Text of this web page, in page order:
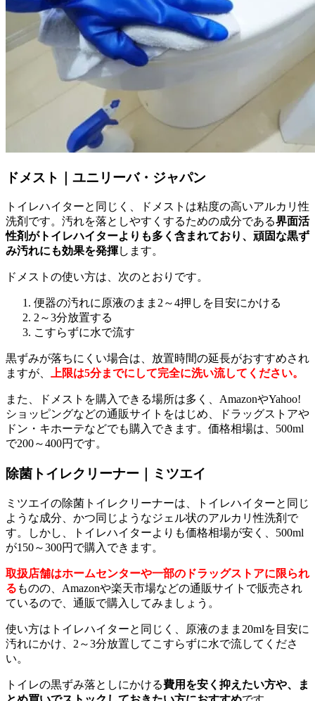
ドメスト｜ユニリーバ・ジャパン
トイレハイターと同じく、ドメストは粘度の高いアルカリ性
洗剤です。汚れを落としやすくするための成分である界面活
性剤がトイレハイターよりも多く含まれており、頑固な黒ず
み汚れにも効果を発揮します。
ドメストの使い方は、次のとおりです。
便器の汚れに原液のまま2～4押しを目安にかける
2～3分放置する
こすらずに水で流す
黒ずみが落ちにくい場合は、放置時間の延長がおすすめされ
ますが、 上限は5分までにして完全に洗い流してください。
また、ドメストを購入できる場所は多く、AmazonやYahoo!
ショッピングなどの通販サイトをはじめ、ドラッグストアや
ドン・キホーテなどでも購入できます。価格相場は、500ml
で200～400円です。
除菌トイレクリーナー｜ミツエイ
ミツエイの除菌トイレクリーナーは、トイレハイターと同じ
ような成分、かつ同じようなジェル状のアルカリ性洗剤で
す。しかし、トイレハイターよりも価格相場が安く、500ml
が150～300円で購入できます。
取扱店舗はホームセンターや一部のドラッグストアに限られ
る ものの、Amazonや楽天市場などの通販サイトで販売され
ているので、通販で購入してみましょう。
使い方はトイレハイターと同じく、原液のまま20mlを目安に
汚れにかけ、2～3分放置してこすらずに水で流してくださ
い。
トイレの黒ずみ落としにかける費用を安く抑えたい方や、ま